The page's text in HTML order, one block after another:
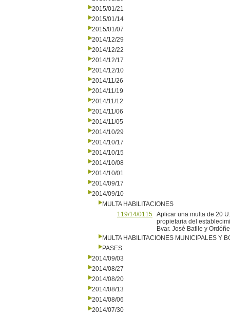
2015/01/21
2015/01/14
2015/01/07
2014/12/29
2014/12/22
2014/12/17
2014/12/10
2014/11/26
2014/11/19
2014/11/12
2014/11/06
2014/11/05
2014/10/29
2014/10/17
2014/10/15
2014/10/08
2014/10/01
2014/09/17
2014/09/10
MULTA HABILITACIONES
119/14/0115 Aplicar una multa de 20
propietaria del
Bvar. José Batlle y
MULTA HABILITACIONES MUNICIPALES Y
PASES
2014/09/03
2014/08/27
2014/08/20
2014/08/13
2014/08/06
2014/07/30